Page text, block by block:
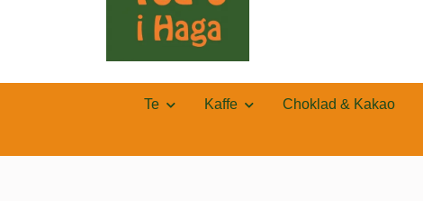
Te Kaffe Choklad & Kakao